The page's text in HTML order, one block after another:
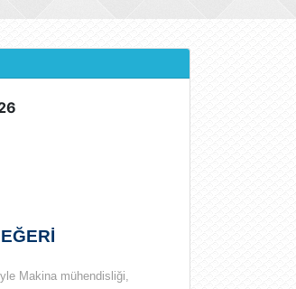
Makina mühendisliği,